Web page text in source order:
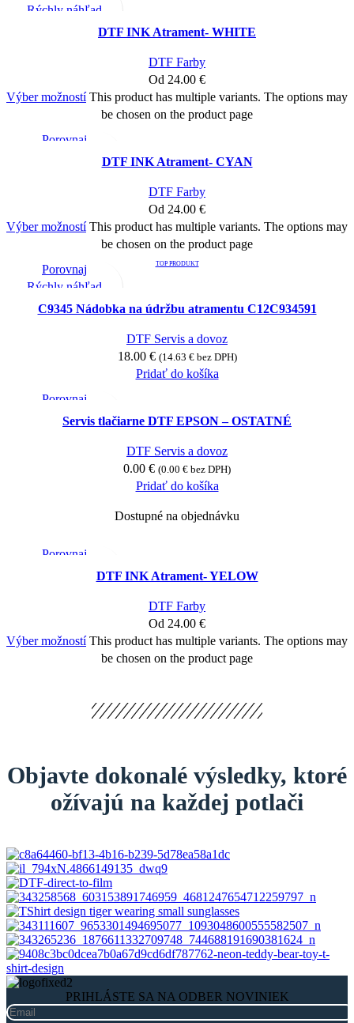
Rýchly náhľad
Pridať medzi obľúbenéDTF INK Atrament- WHITE
DTF Farby
Od 24.00 €
Výber možnostíThis product has multiple variants. The options may
be chosen on the product page
Porovnaj
DTF INK Atrament- CYAN
DTF Farby
Od 24.00 €
Výber možnostíThis product has multiple variants. The options may
be chosen on the product page
TOP PRODUKT
Porovnaj
Rýchly náhľad
Pridať medzi obľúbené
C9345 Nádobka na údržbu atramentu C12C934591
DTF Servis a dovoz
18.00 € (14.63 €bez DPH)
Pridať do košíka
Porovnaj
Rýchly náhľad
Servis tlačiarne DTF EPSON – OSTATNÉ
DTF Servis a dovoz
0.00 € (0.00 € bez DPH)
Pridať do košíka
Dostupné na objednávku
Porovnaj
Rýchly náhľadDTF INK Atrament- YELOW
DTF Farby
Od 24.00 €
Výber možnostíThis product has multiple variants. The options may
be chosen on the product page
Objavte dokonalé výsledky, ktoré
ožívajú na každej potlači
PRIHLÁSTE SA NA ODBER NOVINIEK